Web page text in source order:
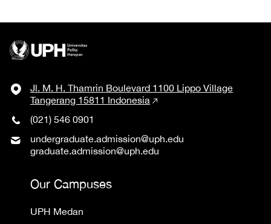
Jl. M. H. Thamrin Boulevard 1100 Lippo Village
Tangerang 15811 Indonesia
(021) 546 0901
undergraduate.admission@uph.edu
graduate.admission@uph.edu
Our Campuses
UPH Medan